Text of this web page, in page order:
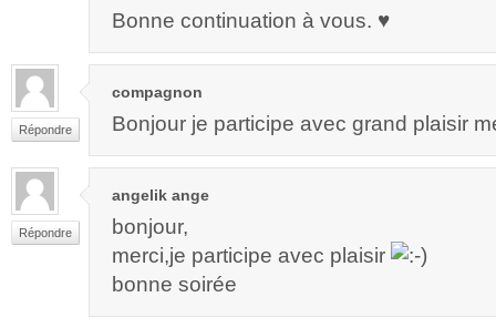
Bonne continuation à vous. ♥
Répondre
compagnon
Bonjour je participe avec grand plaisir
Répondre
angelik ange
bonjour,
merci,je participe avec plaisir
bonne soirée